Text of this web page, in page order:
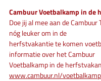
Cambuur Voetbalkamp in de
Doe jij al mee aan de
nóg leuker om in de
herfstvakantie te komen
informatie over het Cambuur
Voetbalkamp in de
www.cambuur.nl/